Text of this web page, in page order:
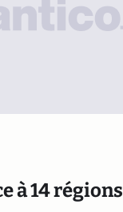
à 14 régions